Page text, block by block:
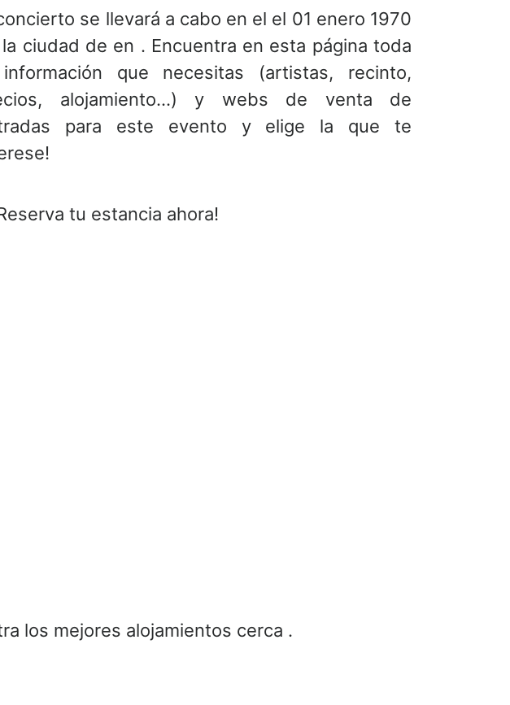
se llevará a cabo en el el 01 enero 1970
ciudad de en . Encuentra en esta página toda
que necesitas (artistas, recinto,
alojamiento...) y webs de venta de
para este evento y elige la que te
tu estancia ahora!
los mejores alojamientos cerca .